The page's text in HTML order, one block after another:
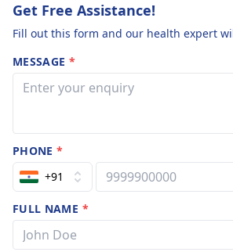
Get Free Assistance!
Fill out this form and our health expert
MESSAGE *
PHONE*
+91
FULL NAME *